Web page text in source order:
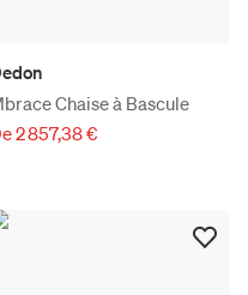
Chaise à Bascule
2 857,38 €